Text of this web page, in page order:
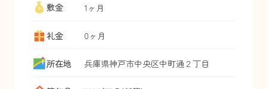
敷金 1ヶ月
礼金 0ヶ月
所在地 兵庫県神戸市中央区中町通 ２丁目